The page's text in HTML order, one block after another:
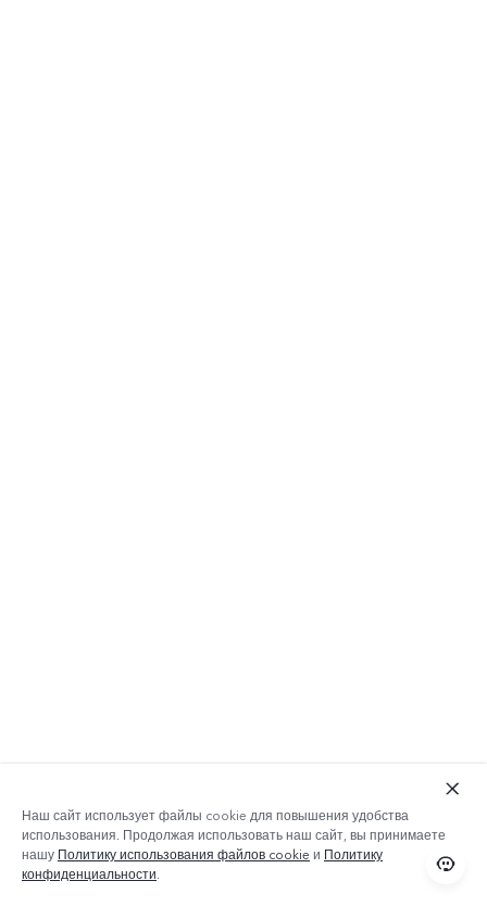
Наш сайт использует файлы cookie для повышения удобства
использования. Продолжая использовать наш сайт, вы принимаете
нашу Политику использования файлов cookie и Политику
конфиденциальности.